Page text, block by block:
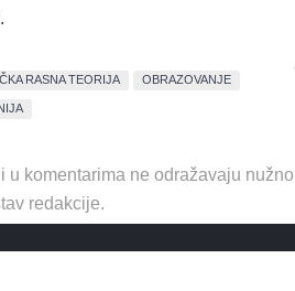
RASNA TEORIJA OBRAZOVANJE
u komentarima ne odražavaju nužno
redakcije.